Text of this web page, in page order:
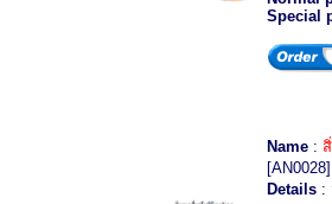
Special
Name :
[AN0028]
Details :